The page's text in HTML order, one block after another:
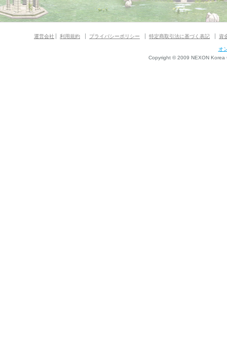
運営会社 利用規約 プライバシーポリシー 特定商取引法に基づく表記 資
オ
Copyright © 2009 NEXON Korea